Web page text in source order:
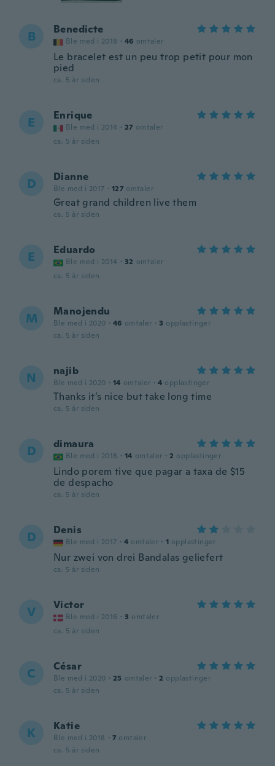
B Benedicte
Ble med i 2018 · 46 omtaler
Le bracelet est un peu trop petit pour mon
pied
ca. 5 år siden
E Enrique
Ble med i 2014 · 27 omtaler
ca. 5 år siden
D Dianne
Ble med i 2017 · 127 omtaler
Great grand children live them
ca. 5 år siden
E Eduardo
Ble med i 2014 · 32 omtaler
ca. 5 år siden
M Manojendu
Ble med i 2020 · 46 omtaler · 3 opplastinger
ca. 5 år siden
N najib
Ble med i 2020 · 14 omtaler · 4 opplastinger
Thanks it’s nice but take long time
ca. 5 år siden
D dimaura
Ble med i 2018 · 14 omtaler · 2 opplastinger
Lindo porem tive que pagar a taxa de $15
de despacho
ca. 5 år siden
D Denis
Ble med i 2017 · 4 omtaler · 1 opplastinger
Nur zwei von drei Bandalas geliefert
ca. 5 år siden
V Victor
Ble med i 2016 · 3 omtaler
ca. 5 år siden
C César
Ble med i 2020 · 25 omtaler · 2 opplastinger
ca. 5 år siden
K Katie
Ble med i 2018 · 7 omtaler
ca. 5 år siden